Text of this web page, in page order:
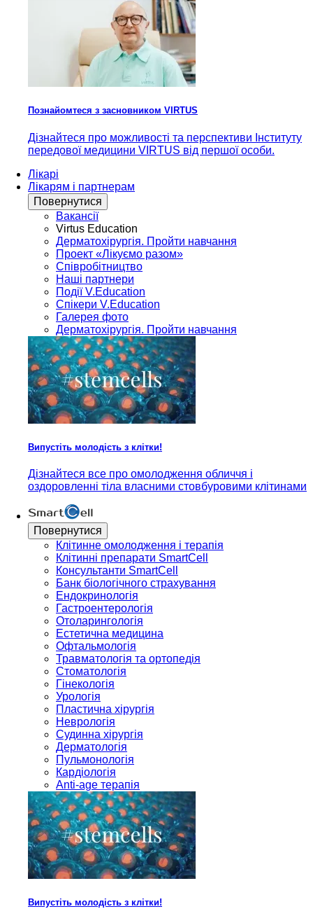
Познайомтеся з засновником VIRTUS
Дізнайтеся про можливості та перспективи Інституту
передової медицини VIRTUS від першої особи.
Лікарі
Лікарям і партнерам
Повернутися
Вакансії
Virtus Education
Дерматохірургія. Пройти навчання
Проект «Лікуємо разом»
Співробітництво
Наші партнери
Події V.Education
Спікери V.Education
Галерея фото
Дерматохірургія. Пройти навчання
Випустіть молодість з клітки!
Дізнайтеся все про омолодження обличчя і
оздоровленні тіла власними стовбуровими клітинами
Повернутися
Клітинне омолодження і терапія
Клітинні препарати SmartCell
Консультанти SmartCell
Банк бiологiчного страхування
Ендокринологія
Гастроентерологія
Отоларингологія
Естетична медицина
Офтальмологія
Травматологія та ортопедія
Стоматологія
Гінекологія
Урологія
Пластична хірургія
Неврологія
Судинна хірургія
Дерматологія
Пульмонологія
Кардiологія
Anti-age терапія
Випустіть молодість з клітки!